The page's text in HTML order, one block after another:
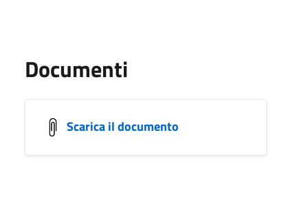
Documenti
Scarica il documento